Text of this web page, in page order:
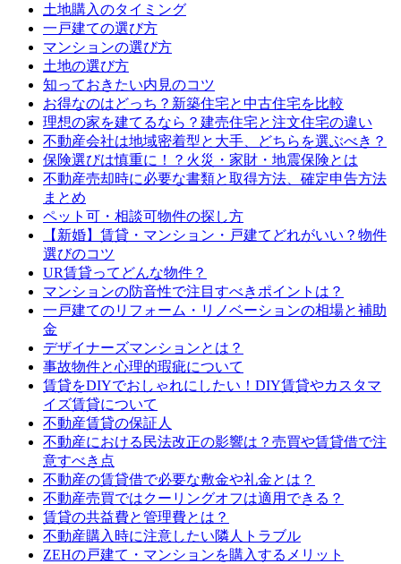
土地購入のタイミング
一戸建ての選び方
マンションの選び方
土地の選び方
知っておきたい内見のコツ
お得なのはどっち？新築住宅と中古住宅を比較
理想の家を建てるなら？建売住宅と注文住宅の違い
不動産会社は地域密着型と大手、どちらを選ぶべき？
保険選びは慎重に！？火災・家財・地震保険とは
不動産売却時に必要な書類と取得方法、確定申告方法
まとめ
ペット可・相談可物件の探し方
【新婚】賃貸・マンション・戸建てどれがいい？物件
選びのコツ
UR賃貸ってどんな物件？
マンションの防音性で注目すべきポイントは？
一戸建てのリフォーム・リノベーションの相場と補助
金
デザイナーズマンションとは？
事故物件と心理的瑕疵について
賃貸をDIYでおしゃれにしたい！DIY賃貸やカスタマ
イズ賃貸について
不動産賃貸の保証人
不動産における民法改正の影響は？売買や賃貸借で注
意すべき点
不動産の賃貸借で必要な敷金や礼金とは？
不動産売買ではクーリングオフは適用できる？
賃貸の共益費と管理費とは？
不動産購入時に注意したい隣人トラブル
ZEHの戸建て・マンションを購入するメリット